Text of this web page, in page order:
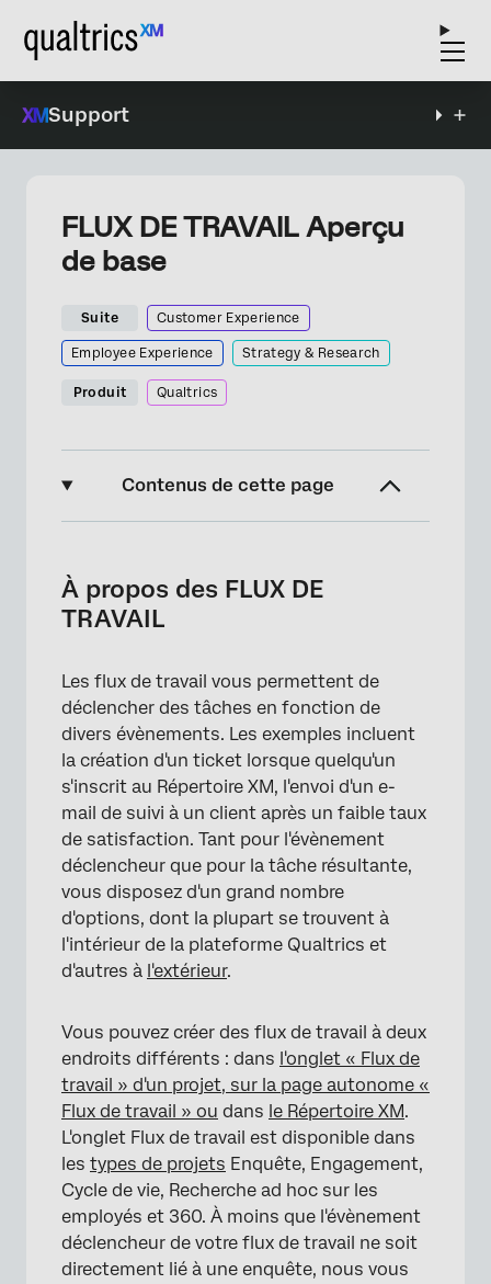
Support
FLUX DE TRAVAIL Aperçu
de base
Suite Customer Experience
Employee Experience Strategy & Research
Produit Qualtrics
Contenus de cette page
Flux de travail dans un projet vs. Flux DE
TRAVAIL autonomes
travail
FLUX DE TRAVAIL DE TRAVAIL DE TRAVAIL DE
TRAVAIL DE TRAVAIL DE TRAVAIL DE TRAVAIL
DE TRAVAIL DE TRAVAIL DE TRAVAIL DE
TRAVAIL DE TRAVAIL DE TRAVAIL DE TRAVAIL
DE TRAVAIL DE TRAVAIL DE TRAVAIL DE
TRAVAIL DE TRAVAIL DE TRAVAIL DE TRAVAIL
DE TRAVAIL DE TRAVAIL DE TRAVAIL DE
TRAVAIL Flux DE TRAVAIL DE L'ÉVÉNEMENT
L'ordre des tâches dans un Flux DE TRAVAIL
Naviguer dans les flux DE TRAVAIL
Exécuter immédiatement
Historique des exécutions
Historique des révisions
Paramètres
Partage et autorisations
Flux de travail du Répertoire DE TRAVAIL
À propos des FLUX DE
TRAVAIL
Les flux de travail vous permettent de
déclencher des tâches en fonction de
divers évènements. Les exemples incluent
la création d'un ticket lorsque quelqu'un
s'inscrit au Répertoire XM, l'envoi d'un e-
mail de suivi à un client après un faible taux
de satisfaction. Tant pour l'évènement
déclencheur que pour la tâche résultante,
vous disposez d'un grand nombre
d'options, dont la plupart se trouvent à
l'intérieur de la plateforme Qualtrics et
d'autres à l'extérieur.
Vous pouvez créer des flux de travail à deux
endroits différents : dans l'onglet « Flux de
travail » d'un projet, sur la page autonome «
Flux de travail » ou dans le Répertoire XM.
L'onglet Flux de travail est disponible dans
les types de projets Enquête, Engagement,
Cycle de vie, Recherche ad hoc sur les
employés et 360. À moins que l'évènement
déclencheur de votre flux de travail ne soit
directement lié à une enquête, nous vous